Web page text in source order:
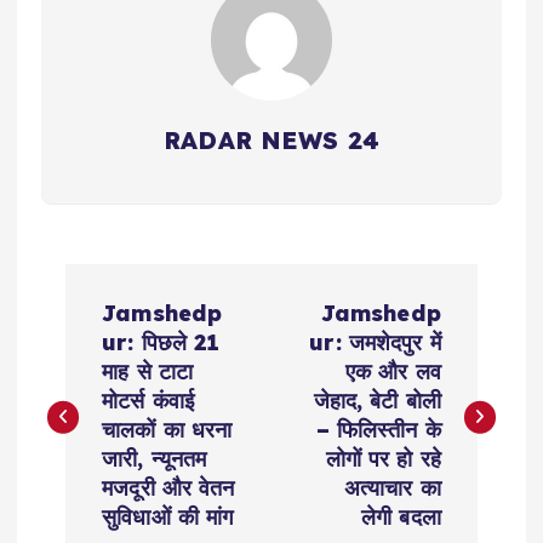
RADAR NEWS 24
s
Jamshedp
ur: पिछले 21
माह से टाटा
मोटर्स कंवाई
चालकों का धरना
जारी, न्यूनतम
मजदूरी और वेतन
सुविधाओं की मांग
Jamshedp
ur: जमशेदपुर में
एक और लव
जेहाद, बेटी बोली
– फिलिस्तीन के
लोगों पर हो रहे
अत्याचार का
लेगी बदला